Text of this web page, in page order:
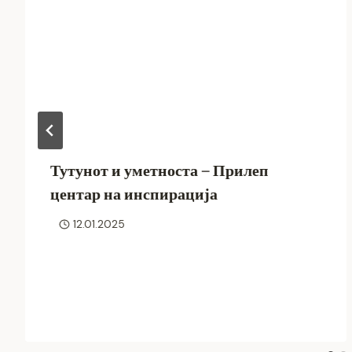
Тутунот и уметноста – Прилеп
центар на инспирација
12.01.2025